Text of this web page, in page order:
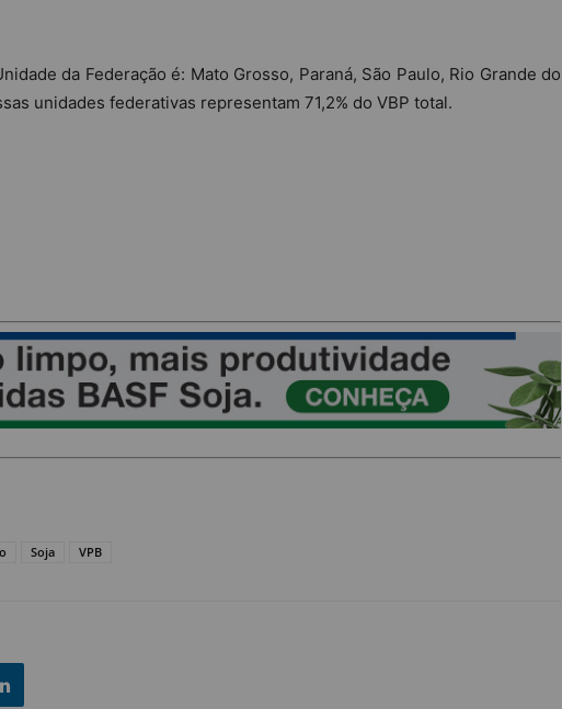
da Federação é: Mato Grosso, Paraná, São Paulo, Rio Grande do
unidades federativas representam 71,2% do VBP total.
Soja VPB